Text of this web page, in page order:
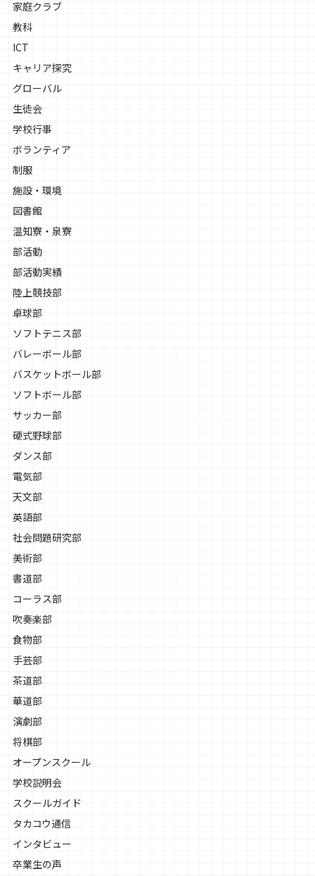
家庭クラブ
教科
ICT
キャリア探究
グローバル
生徒会
学校行事
ボランティア
制服
施設・環境
図書館
温知寮・泉寮
部活動
部活動実績
陸上競技部
卓球部
ソフトテニス部
バレーボール部
バスケットボール部
ソフトボール部
サッカー部
硬式野球部
ダンス部
電気部
天文部
英語部
社会問題研究部
美術部
書道部
コーラス部
吹奏楽部
食物部
手芸部
茶道部
華道部
演劇部
将棋部
オープンスクール
学校説明会
スクールガイド
タカコウ通信
インタビュー
卒業生の声